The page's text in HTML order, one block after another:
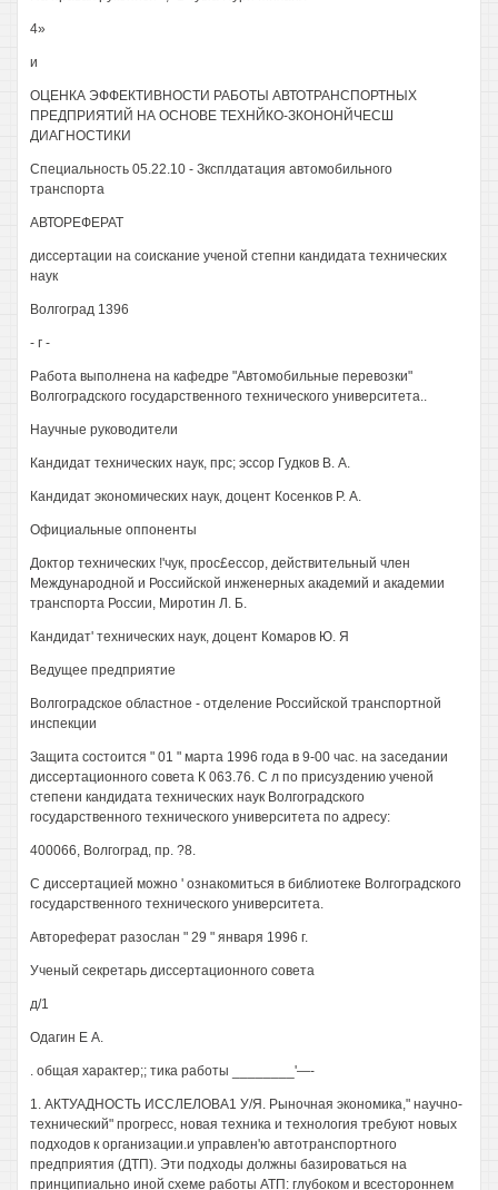
4»
и
ОЦЕНКА ЭФФЕКТИВНОСТИ РАБОТЫ АВТОТРАНСПОРТНЫХ
ПРЕДПРИЯТИЙ НА ОСНОВЕ ТЕХНЙКО-ЗКОНОНЙЧЕСШ
ДИАГНОСТИКИ
Специальность 05.22.10 - Зксплдатация автомобильного
транспорта
АВТОРЕФЕРАТ
диссертации на соискание ученой степни кандидата технических
наук
Волгоград 1396
- г -
Работа выполнена на кафедре "Автомобильные перевозки"
Волгоградского государственного технического университета..
Научные руководители
Кандидат технических наук, прс; эссор Гудков В. А.
Кандидат экономических наук, доцент Косенков Р. А.
Официальные оппоненты
Доктор технических !'чук, прос£ессор, действительный член
Международной и Российской инженерных академий и академии
транспорта России, Миротин Л. Б.
Кандидат' технических наук, доцент Комаров Ю. Я
Ведущее предприятие
Волгоградское областное - отделение Российской транспортной
инспекции
Защита состоится " 01 " марта 1996 года в 9-00 час. на заседании
диссертационного совета К 063.76. С л по присуздению ученой
степени кандидата технических наук Волгоградского
государственного технического университета по адресу:
400066, Волгоград, пр. ?8.
С диссертацией можно ' ознакомиться в библиотеке Волгоградского
государственного технического университета.
Автореферат разослан " 29 " января 1996 г.
Ученый секретарь диссертационного совета
д/1
Одагин Е А.
. общая характер;; тика работы ________'—-
1. АКТУАДНОСТЬ ИССЛЕЛОВА1 У/Я. Рыночная экономика," научно-
технический" прогресс, новая техника и технология требуют новых
подходов к организации.и управлен'ю автотранспортного
предприятия (ДТП). Эти подходы должны базироваться на
принципиально иной схеме работы АТП: глубоком и всестороннем